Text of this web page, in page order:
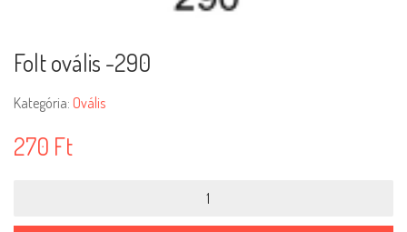
Folt ovális -290
Kategória: Ovális
270 Ft
-290